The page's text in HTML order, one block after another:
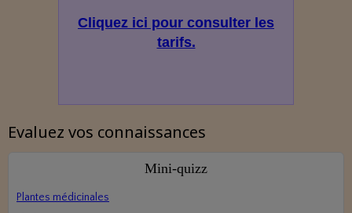
Cliquez ici pour consulter les
tarifs.
Evaluez vos connaissances
Mini‑quizz
Plantes médicinales